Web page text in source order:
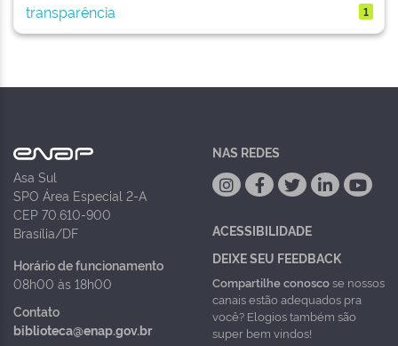
transparência 1
Asa Sul
SPO Área Especial 2-A
CEP 70.610-900
Brasília/DF
Horário de funcionamento
08h00 às 18h00
Contato
biblioteca@enap.gov.br
NAS REDES
ACESSIBILIDADE
DEIXE SEU FEEDBACK
Compartilhe conoscose nossos
canais estão adequados pra
você? Elogios também são
super bem vindos!